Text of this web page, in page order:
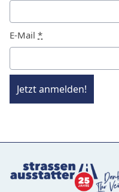
E-Mail *
Jetzt anmelden!